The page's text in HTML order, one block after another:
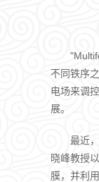
不同铁序
电场来调
展。
最近
晓峰教授
膜，并利